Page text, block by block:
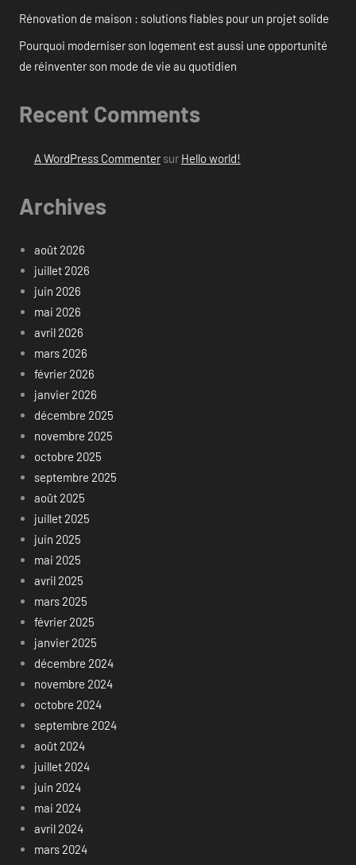
Rénovation de maison : solutions fiables pour un projet solide
Pourquoi moderniser son logement est aussi une opportunité
de réinventer son mode de vie au quotidien
Recent Comments
A WordPress Commentersur Hello world!
Archives
août 2026
juillet 2026
juin 2026
mai 2026
avril 2026
mars 2026
février 2026
janvier 2026
décembre 2025
novembre 2025
octobre 2025
septembre 2025
août 2025
juillet 2025
juin 2025
mai 2025
avril 2025
mars 2025
février 2025
janvier 2025
décembre 2024
novembre 2024
octobre 2024
septembre 2024
août 2024
juillet 2024
juin 2024
mai 2024
avril 2024
mars 2024